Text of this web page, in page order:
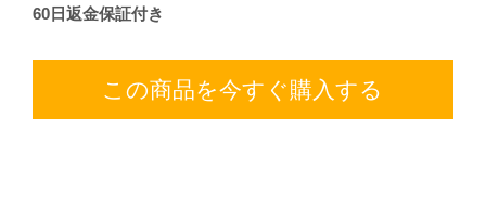
60日返金保証付き
この商品を今すぐ購入する